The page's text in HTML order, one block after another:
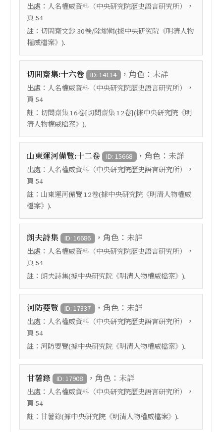
出處： 人名權威資料（中央研究院歷史語言研究所）
，
頁 54
註： 切問齋文鈔 30卷/陸燿輯(據中央研究院《明清人物
權威檔案》).
切問齋集:十六卷 ID: 14114 ，角色： 未詳
出處： 人名權威資料（中央研究院歷史語言研究所）
，
頁 54
註： 切問齋集 16卷[切問齋集 12卷](據中央研究院《明
清人物權威檔案》).
山東運河備覽:十二卷 ID: 15668 ，角色： 未詳
出處： 人名權威資料（中央研究院歷史語言研究所）
，
頁 54
註： 山東運河備覽 12卷(據中央研究院《明清人物權威
檔案》).
朗夫詩集 ID: 16686 ，角色： 未詳
出處： 人名權威資料（中央研究院歷史語言研究所）
，
頁 54
註： 朗夫詩集(據中央研究院《明清人物權威檔案》).
河防要覽 ID: 17337 ，角色： 未詳
出處： 人名權威資料（中央研究院歷史語言研究所）
，
頁 54
註： 河防要覽(據中央研究院《明清人物權威檔案》).
甘薯錄 ID: 17908 ，角色： 未詳
出處： 人名權威資料（中央研究院歷史語言研究所）
，
頁 54
註： 甘薯錄(據中央研究院《明清人物權威檔案》).